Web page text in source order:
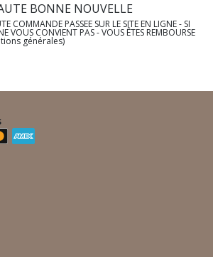
BONNE NOUVELLE
COMMANDE PASSEE SUR LE SITE EN LIGNE - SI
VOUS CONVIENT PAS - VOUS ÊTES REMBOURSE
générales)